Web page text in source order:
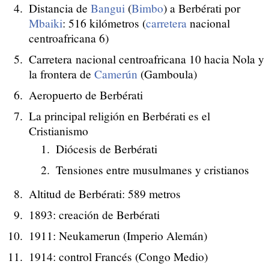
Distancia de Bangui (Bimbo) a Berbérati por
Mbaiki: 516 kilómetros (carretera nacional
centroafricana 6)
Carretera nacional centroafricana 10 hacia Nola y
la frontera de Camerún (Gamboula)
Aeropuerto de Berbérati
La principal religión en Berbérati es el
Cristianismo
Diócesis de Berbérati
Tensiones entre musulmanes y cristianos
Altitud de Berbérati: 589 metros
1893: creación de Berbérati
1911: Neukamerun (Imperio Alemán)
1914: control Francés (Congo Medio)